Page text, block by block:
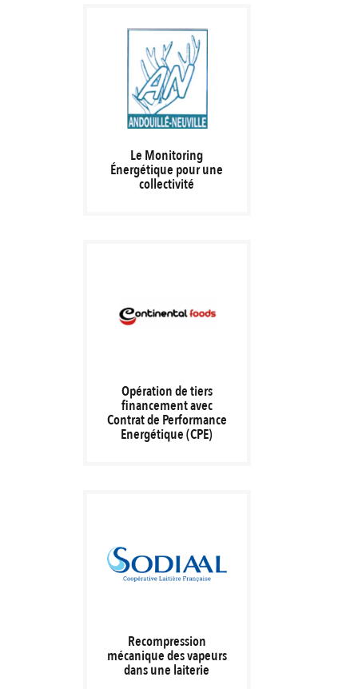
Le Monitoring
Énergétique pour une
collectivité
Opération de tiers
financement avec
Contrat de Performance
Energétique (CPE)
Recompression
mécanique des vapeurs
dans une laiterie